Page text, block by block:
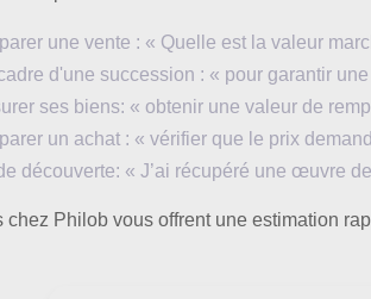
une vente : « Quelle est la valeur
d'une succession : « pour garantir
ses biens: « obtenir une valeur de
un achat : « vérifier que le prix
découverte: « J’ai récupéré une œuvre de
chez Philob vous offrent une estimation